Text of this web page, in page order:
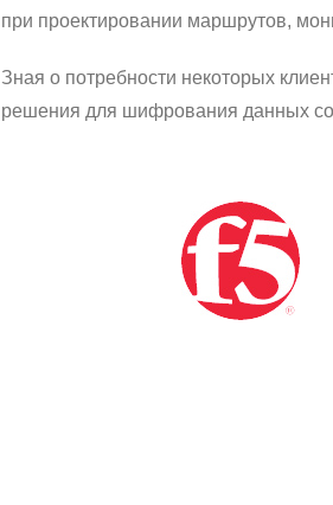
при проектировании маршрутов,
Зная о потребности некоторых
решения для шифрования данных